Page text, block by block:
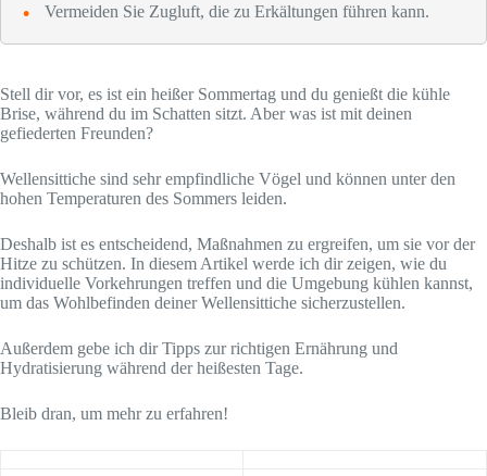
Vermeiden Sie Zugluft, die zu Erkältungen führen kann.
Stell dir vor, es ist ein heißer Sommertag und du genießt die kühle
Brise, während du im Schatten sitzt. Aber was ist mit deinen
gefiederten Freunden?
Wellensittiche sind sehr empfindliche Vögel und können unter den
hohen Temperaturen des Sommers leiden.
Deshalb ist es entscheidend, Maßnahmen zu ergreifen, um sie vor der
Hitze zu schützen. In diesem Artikel werde ich dir zeigen, wie du
individuelle Vorkehrungen treffen und die Umgebung kühlen kannst,
um das Wohlbefinden deiner Wellensittiche sicherzustellen.
Außerdem gebe ich dir Tipps zur richtigen Ernährung und
Hydratisierung während der heißesten Tage.
Bleib dran, um mehr zu erfahren!